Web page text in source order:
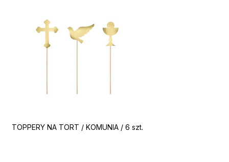
TOPPERY NA TORT / KOMUNIA / 6 szt.